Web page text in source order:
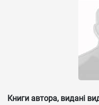
Книги автора, видані